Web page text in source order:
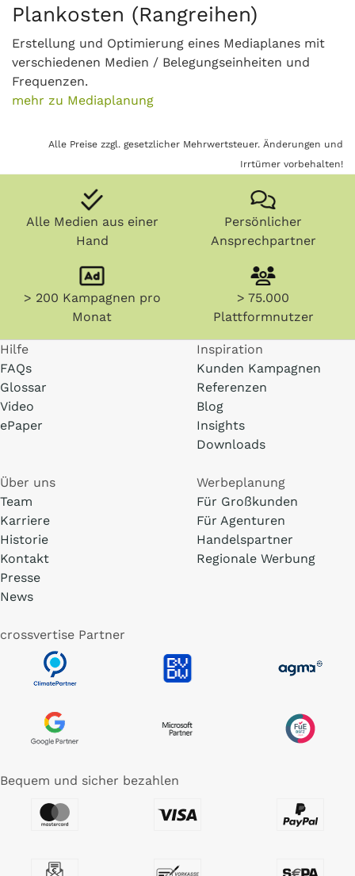
Plankosten (Rangreihen)
Erstellung und Optimierung eines Mediaplanes mit
verschiedenen Medien / Belegungseinheiten und
Frequenzen.
mehr zu Mediaplanung
Alle Preise zzgl. gesetzlicher Mehrwertsteuer. Änderungen und
Irrtümer vorbehalten!
Alle Medien aus einer
Hand
Persönlicher
Ansprechpartner
> 200 Kampagnen pro
Monat
> 75.000
Plattformnutzer
Hilfe
FAQs
Glossar
Video
ePaper
Inspiration
Kunden Kampagnen
Referenzen
Blog
Insights
Downloads
Über uns
Team
Karriere
Historie
Kontakt
Presse
News
Werbeplanung
Für Großkunden
Für Agenturen
Handelspartner
Regionale Werbung
crossvertise Partner
Bequem und sicher bezahlen